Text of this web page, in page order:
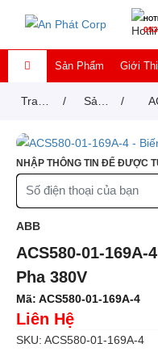
Sản Phẩm Giới
Trang / Sản /
NHẬP THÔNG TIN ĐỂ ĐƯỢC
ABB
ACS580-01-169A-
Pha 380V
Mã: ACS580-01-169A-4
Liên Hệ
SKU: ACS580-01-169A-4